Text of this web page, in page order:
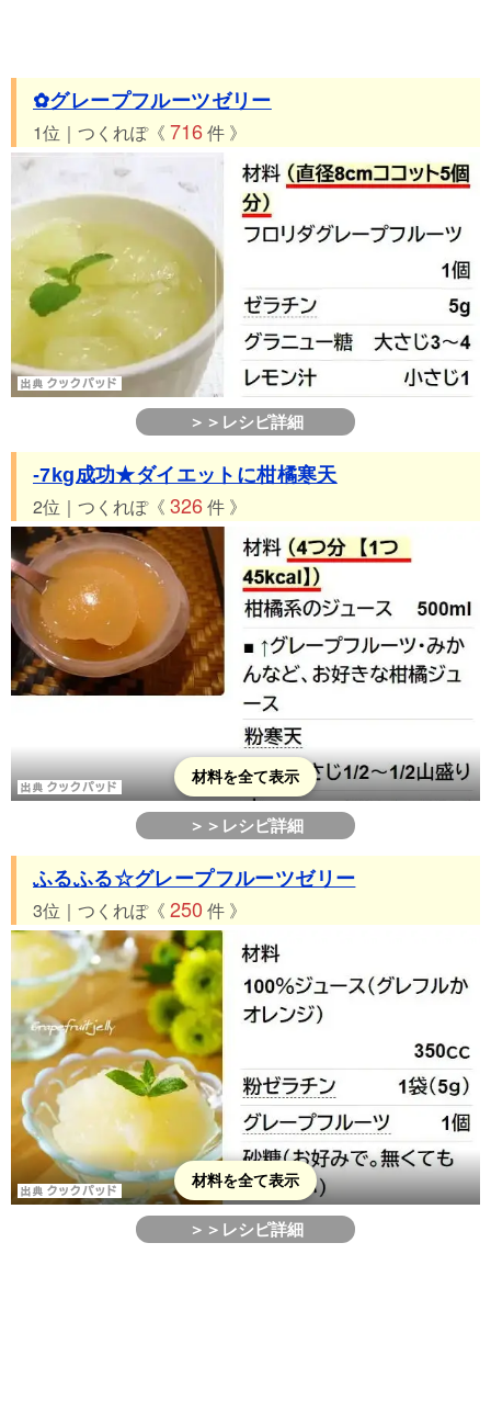
✿グレープフルーツゼリー
1位｜つくれぽ《 716件 》
＞＞レシピ詳細
-7kg成功★ダイエットに柑橘寒天
2位｜つくれぽ《 326件 》
材料を全て表示
＞＞レシピ詳細
ふるふる☆グレープフルーツゼリー
3位｜つくれぽ《 250 件 》
材料を全て表示
＞＞レシピ詳細